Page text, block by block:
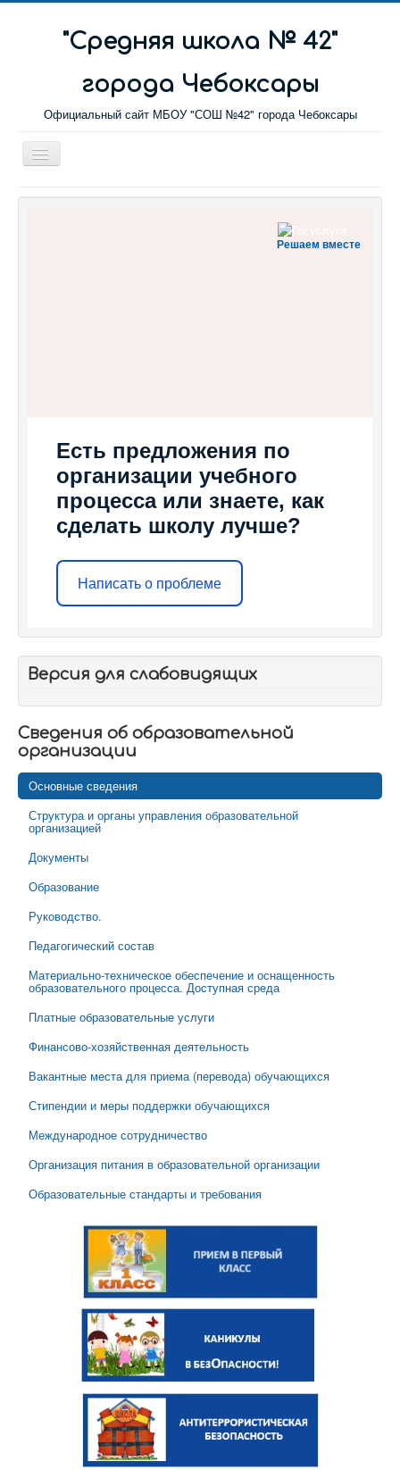
"Cредняя школа № 42"
города Чебоксары
Официальный сайт МБОУ "СОШ №42" города Чебоксары
Toggle
Navigation
Главная
Решаем вместе
Есть предложения по
организации учебного
процесса или знаете, как
сделать школу лучше?
Написать о проблеме
Версия для слабовидящих
Сведения об образовательной
организации
Основные сведения
Структура и органы управления образовательной
организацией
Документы
Образование
Руководство.
Педагогический состав
Материально-техническое обеспечение и оснащенность
образовательного процесса. Доступная среда
Платные образовательные услуги
Финансово-хозяйственная деятельность
Вакантные места для приема (перевода) обучающихся
Стипендии и меры поддержки обучающихся
Международное сотрудничество
Организация питания в образовательной организации
Образовательные стандарты и требования